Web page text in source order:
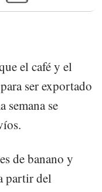
el café y el
ser exportado
semana se
de banano y
partir del